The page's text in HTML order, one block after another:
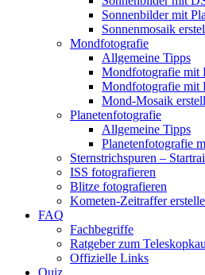
Sonnenbilder mit
Sonnenmosaik
Mondfotografie
Allgemeine Tipps
Mondfotografie mit
Mondfotografie mit
Mond-Mosaik
Planetenfotografie
Allgemeine Tipps
Planetenfotografie
Sternstrichspuren –
ISS fotografieren
Blitze fotografieren
Kometen-Zeitraffer
FAQ
Fachbegriffe
Ratgeber zum
Offizielle Links
Quiz